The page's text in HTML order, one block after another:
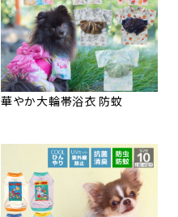
華やか大輪帯浴衣 防蚊